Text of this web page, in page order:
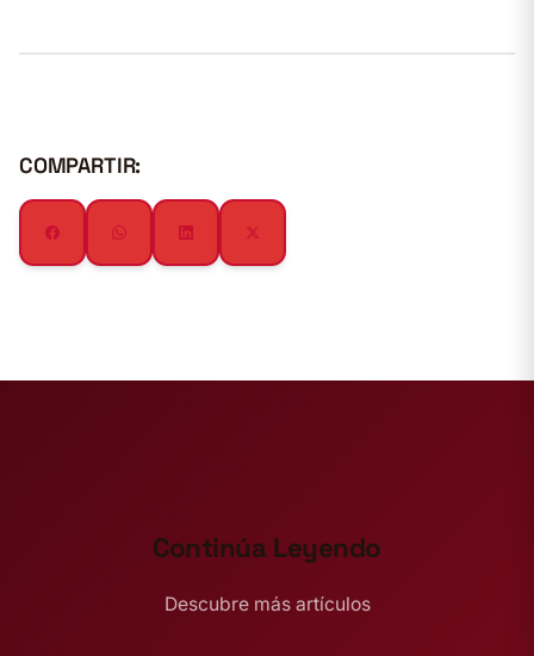
COMPARTIR:
Continúa Leyendo
Descubre más artículos